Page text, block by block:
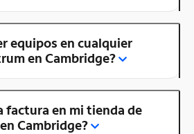
equipos en cualquier
en Cambridge?
factura en mi tienda de
Cambridge?